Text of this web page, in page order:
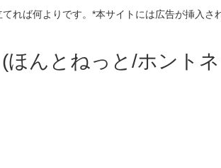
れば何よりです。*本サイトには広告が挿入さ
ほんとねっと/ホント